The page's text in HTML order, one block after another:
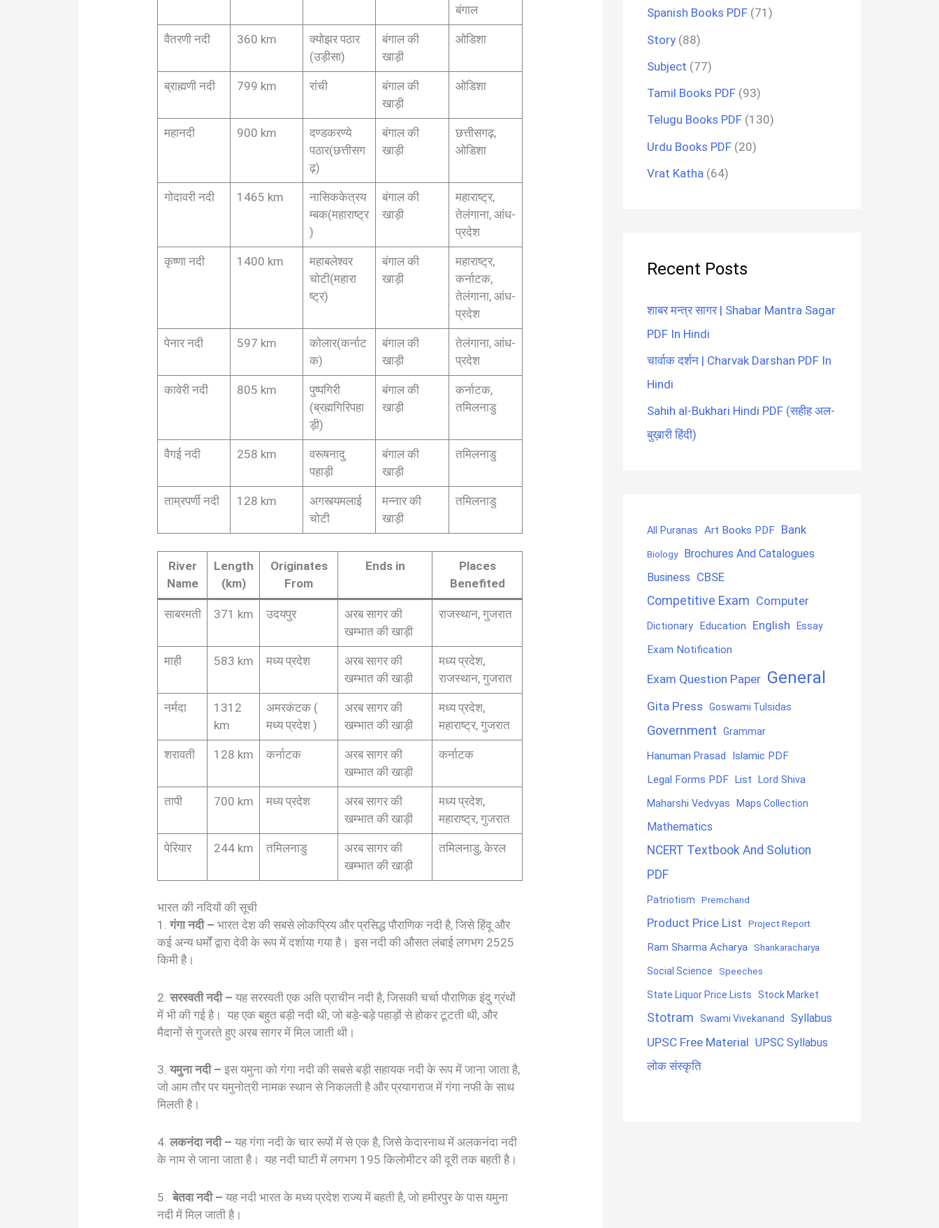
बंगाल
वैतरणी नदी 360 km
क्योझर पठार
(उड़ीसा)
बंगाल की
खाड़ी
ओडिशा
ब्राह्मणी नदी 799 km रांची
बंगाल की
खाड़ी
ओडिशा
महानदी 900 km
दण्डकरण्ये
पठार(छत्तीसग
ढ़)
बंगाल की
खाड़ी
छत्तीसगढ़,
ओडिशा
गोदावरी नदी 1465 km
नासिककेत्रय
म्बक(महाराष्ट्र
)
बंगाल की
खाड़ी
महाराष्ट्र,
तेलंगाना, आंध-
प्रदेश
कृष्णा नदी 1400 km
महाबलेश्वर
चोटी(महारा
ष्ट्र)
बंगाल की
खाड़ी
महाराष्ट्र,
कर्नाटक,
तेलंगाना, आंध-
प्रदेश
पेनार नदी 597 km
कोलार(कर्नाट
क)
बंगाल की
खाड़ी
तेलंगाना, आंध-
प्रदेश
कावेरी नदी 805 km
पुष्पगिरी
(ब्रह्मगिरिपहा
ड़ी)
बंगाल की
खाड़ी
कर्नाटक,
तमिलनाडु
वैगई नदी 258 km
वरूषनादु
पहाड़ी
बंगाल की
खाड़ी
तमिलनाडु
ताम्रपर्णी नदी 128 km
अगस्त्यमलाई
चोटी
मन्नार की
खाड़ी
तमिलनाडु
River
Name
Length
(km)
Originates
From
Ends in
Places
Benefited
साबरमती 371 km उदयपुर
अरब सागर की
खम्भात की खाड़ी
राजस्थान, गुजरात
माही 583 km मध्य प्रदेश
अरब सागर की
खम्भात की खाड़ी
मध्य प्रदेश,
राजस्थान, गुजरात
नर्मदा
1312
km
अमरकंटक (
मध्य प्रदेश )
अरब सागर की
खम्भात की खाड़ी
मध्य प्रदेश,
महाराष्ट्र, गुजरात
शरावती 128 km कर्नाटक
अरब सागर की
खम्भात की खाड़ी
कर्नाटक
तापी 700 km मध्य प्रदेश
अरब सागर की
खम्भात की खाड़ी
मध्य प्रदेश,
महाराष्ट्र, गुजरात
पेरियार 244 km तमिलनाडु
अरब सागर की
खम्भात की खाड़ी
तमिलनाडु, केरल
भारत की नदियों की सूची
1.गंगा नदी – भारत देश की सबसे लोकप्रिय और प्रसिद्ध पौराणिक नदी है, जिसे हिंदू और
कई अन्य धर्मों द्वारा देवी के रूप में दर्शाया गया है। इस नदी की औसत लंबाई लगभग 2525
किमी है।
2.सरस्वती नदी –यह सरस्वती एक अति प्राचीन नदी है, जिसकी चर्चा पौराणिक इंदु ग्रंथों
में भी की गई है। यह एक बहुत बड़ी नदी थी, जो बड़े-बड़े पहाड़ों से होकर टूटती थी, और
मैदानों से गुजरते हुए अरब सागर में मिल जाती थी।
3. यमुना नदी –इस यमुना को गंगा नदी की सबसे बड़ी सहायक नदी के रूप में जाना जाता है,
जो आम तौर पर यमुनोत्री नामक स्थान से निकलती है और प्रयागराज में गंगा नफी के साथ
मिलती है।
4.लकनंदा नदी –यह गंगा नदी के चार रूपों में से एक है, जिसे केदारनाथ में अलकनंदा नदी
के नाम से जाना जाता है। यह नदी घाटी में लगभग 195 किलोमीटर की दूरी तक बहती है।
5.बेतवा नदी –यह नदी भारत के मध्य प्रदेश राज्य में बहती है, जो हमीरपुर के पास यमुना
नदी में मिल जाती है।
Spanish Books PDF (71)
Story (88)
Subject (77)
Tamil Books PDF (93)
Telugu Books PDF (130)
Urdu Books PDF (20)
Vrat Katha (64)
Recent Posts
शाबर मन्त्र सागर | Shabar Mantra Sagar
PDF In Hindi
चार्वाक दर्शन | Charvak Darshan PDF In
Hindi
Sahih al-Bukhari Hindi PDF (सहीह अल-
बुख़ारी हिंदी)
All Puranas Art Books PDF Bank
Biology
Brochures And Catalogues
Business CBSE
Competitive Exam Computer
Dictionary Education English Essay
Exam Notification
Exam Question Paper General
Gita Press Goswami Tulsidas
Government Grammar
Hanuman Prasad
Islamic PDF
Legal Forms PDF List Lord Shiva
Maharshi Vedvyas Maps Collection
Mathematics
NCERT Textbook And Solution
PDF
Patriotism Premchand
Product Price List Project Report
Ram Sharma Acharya Shankaracharya
Social Science Speeches
State Liquor Price Lists Stock Market
Stotram Swami Vivekanand Syllabus
UPSC Free Material UPSC Syllabus
लोक संस्कृति